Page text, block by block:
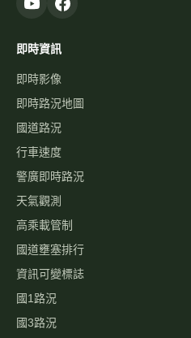
即時資訊
即時影像
即時路況地圖
國道路況
行車速度
警廣即時路況
天氣觀測
高乘載管制
國道壅塞排行
資訊可變標誌
國1路況
國3路況